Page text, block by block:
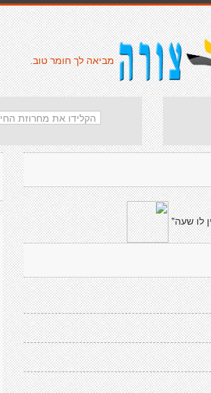
מביאה לך חומר טוב.
לו שעה"